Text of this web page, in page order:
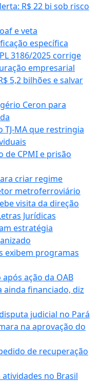
R$ 22 bi sob risco
e veta
específica
3186/2025 corrige
empresarial
5,2 bilhões e salvar
Ceron para
MA que restringia
CPMI e prisão
criar regime
metroferroviário
visita da direção
Jurídicas
estratégia
exibem programas
ação da OAB
ainda financiado, diz
judicial no Pará
na aprovação do
de recuperação
no Brasil